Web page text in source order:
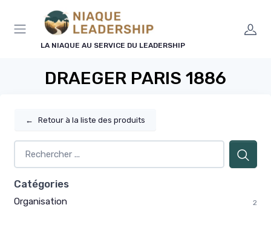
LA NIAQUE AU SERVICE DU LEADERSHIP
DRAEGER PARIS 1886
← Retour à la liste des produits
Catégories
Organisation 2